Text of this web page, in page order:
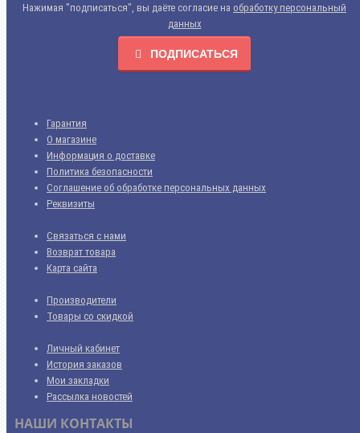
Нажимая "подписаться", вы даёте согласие на обработку персональный
данных
ПОДПИСАТЬСЯ
Гарантия
О магазине
Информация о доставке
Политика безопасности
Соглашение об обработке персональных данных
Реквизиты
Связаться с нами
Возврат товара
Карта сайта
Производители
Товары со скидкой
Личный кабинет
История заказов
Мои закладки
Рассылка новостей
НАШИ КОНТАКТЫ